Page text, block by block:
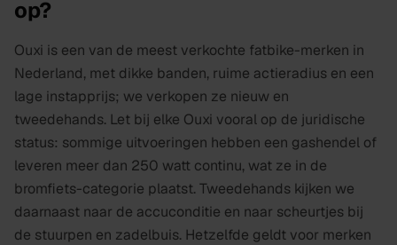
op?
Ouxi is een van de meest verkochte fatbike-merken in
Nederland, met dikke banden, ruime actieradius en een
lage instapprijs; we verkopen ze nieuw en
tweedehands. Let bij elke Ouxi vooral op de juridische
status: sommige uitvoeringen hebben een gashendel of
leveren meer dan 250 watt continu, wat ze in de
bromfiets-categorie plaatst. Tweedehands kijken we
daarnaast naar de accuconditie en naar scheurtjes bij
de stuurpen en zadelbuis. Hetzelfde geldt voor merken